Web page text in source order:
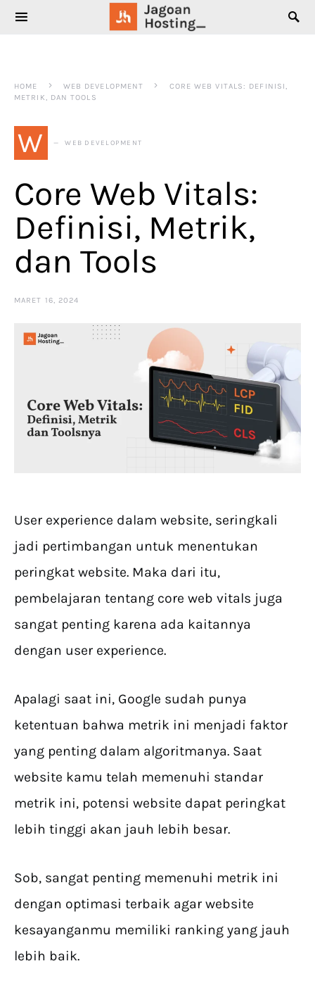
SEARCH FOR:
HOME WEB DEVELOPMENT
CORE WEB VITALS: DEFINISI,
METRIK, DAN TOOLS
W WEB DEVELOPMENT
Core Web Vitals:
Definisi, Metrik,
dan Tools
MARET 16, 2024
User experience dalam website, seringkali
jadi pertimbangan untuk menentukan
peringkat website. Maka dari itu,
pembelajaran tentang core web vitals juga
sangat penting karena ada kaitannya
dengan user experience.
Apalagi saat ini, Google sudah punya
ketentuan bahwa metrik ini menjadi faktor
yang penting dalam algoritmanya. Saat
website kamu telah memenuhi standar
metrik ini, potensi website dapat peringkat
lebih tinggi akan jauh lebih besar.
Sob, sangat penting memenuhi metrik ini
dengan optimasi terbaik agar website
kesayanganmu memiliki ranking yang jauh
lebih baik.